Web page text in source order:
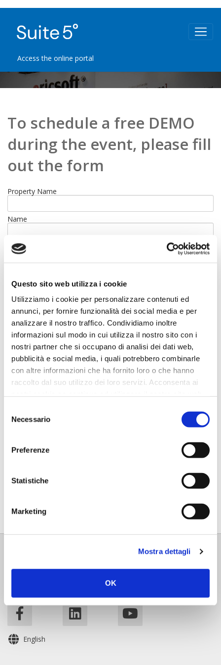
Questo sito web utilizza i cookie
Utilizziamo i cookie per personalizzare contenuti ed
annunci, per fornire funzionalità dei social media e per
analizzare il nostro traffico. Condividiamo inoltre
informazioni sul modo in cui utilizza il nostro sito con i
nostri partner che si occupano di analisi dei dati web,
pubblicità e social media, i quali potrebbero combinarle
con altre informazioni che ha fornito loro o che hanno
raccolto dal suo utilizzo dei loro servizi. Acconsenta ai
delNecessario
Preferenze
Statistiche
Marketing
Mostra dettagli
OK
Access the online portal
To schedule a free DEMO
during the event, please fill
out the form
Property Name
Name
City
Select
Category
Select
Phone
Email
Already an ericsoft customer?
Select
By sending this request, I declare that I have read the
privacy policy
Send Request
English